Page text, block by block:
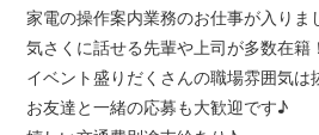
家電の操作案内業務のお仕事が入りま
気さくに話せる先輩や上司が多数在籍！
イベント盛りだくさんの職場雰囲気は
お友達と一緒の応募も大歓迎です♪